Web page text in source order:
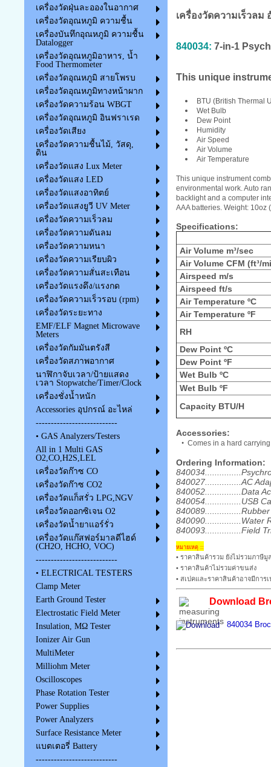
เครื่องวัดฝุ่นละอองในอากาศ
เครื่องวัดอุณหภูมิ ความชื้น
เครื่องบันทึกอุณหภูมิ ความชื้น
Datalogger
เครื่องวัดอุณหภูมิอาหาร, น้ำ
Food Thermometer
เครื่องวัดอุณหภูมิ สายโพรบ
เครื่องวัดอุณหภูมิทางหน้าผาก
เครื่องวัดความร้อน WBGT
เครื่องวัดอุณหภูมิ อินฟราเรด
เครื่องวัดเสียง
เครื่องวัดความชื้นไม้, วัสดุ,
ดิน
เครื่องวัดแสง Lux Meter
เครื่องวัดแสง LED
เครื่องวัดแสงอาทิตย์
เครื่องวัดแสงยูวี UV Meter
เครื่องวัดความเร็วลม
เครื่องวัดความดันลม
เครื่องวัดความหนา
เครื่องวัดความเรียบผิว
เครื่องวัดความสั่นสะเทือน
เครื่องวัดแรงดึง/แรงกด
เครื่องวัดความเร็วรอบ (rpm)
เครื่องวัดระยะทาง
EMF/ELF Magnet Microwave
Meters
เครื่องวัดกัมมันตรังสี
เครื่องวัดสภาพอากาศ
นาฬิกาจับเวลา/ป้ายแสดง
เวลา Stopwatche/Timer/Clock
เครื่องชั่งน้ำหนัก
Accessories อุปกรณ์ อะไหล่
---------------------------
• GAS Analyzers/Testers
All in 1 Multi GAS
O2,CO,H2S,LEL
เครื่องวัดก๊าซ CO
เครื่องวัดก๊าซ CO2
เครื่องวัดแก็สรั่ว LPG,NGV
เครื่องวัดออกซิเจน O2
เครื่องวัดน้ำยาแอร์รั่ว
เครื่องวัดแก๊สฟอร์มาลดีไฮด์
(CH2O, HCHO, VOC)
---------------------------
• ELECTRICAL TESTERS
Clamp Meter
Earth Ground Tester
Electrostatic Field Meter
Insulation, MΩ Tester
Ionizer Air Gun
MultiMeter
Milliohm Meter
Oscilloscopes
Phase Rotation Tester
Power Supplies
Power Analyzers
Surface Resistance Meter
แบตเตอรี่ Battery
---------------------------
เครื่องวัดความเร็วล
840034: 7-in-1
This unique
BTU (British Thermal
Wet Bulb
Dew Point
Humidity
Air Speed
Air Volume
Air Temperature
This unique instrument
environmental work. Auto
backlight and a computer
AAA batteries. Weight: 10oz
Specifications:
Air Volume m³/sec
Air Volume CFM (ft³/
Airspeed m/s
Airspeed ft/s
Air Temperature ºC
Air Temperature ºF
RH
Dew Point ºC
Dew Point ºF
Wet Bulb ºC
Wet Bulb ºF
Capacity BTU/H
Accessories:
• Comes in a hard
Ordering Information:
840027...............AC
840052...............Data
840054...............USB
840090...............Water
840093...............Field
หมายเหตุ ::
• ราคาสินค้ารวม ยังไม่รวมภาษีมู
• ราคาสินค้าไม่รวมค่าขนส่ง
• สเปคและราคาสินค้าอาจมีการ
Download
840034